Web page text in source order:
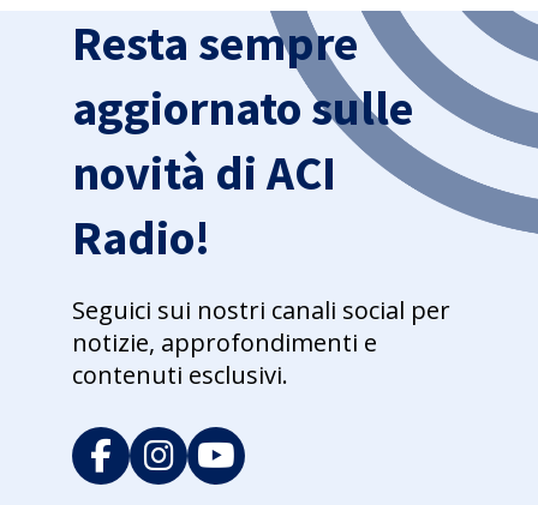
Resta sempre
aggiornato sulle
novità di ACI
Radio!
Seguici sui nostri canali social per
notizie, approfondimenti e
contenuti esclusivi.